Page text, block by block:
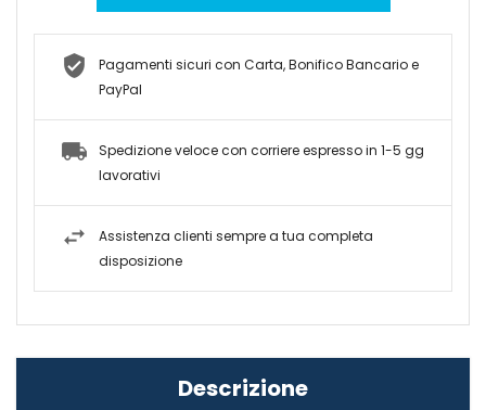
Pagamenti sicuri con Carta, Bonifico Bancario e
PayPal
Spedizione veloce con corriere espresso in 1-5 gg
lavorativi
Assistenza clienti sempre a tua completa
disposizione
Descrizione